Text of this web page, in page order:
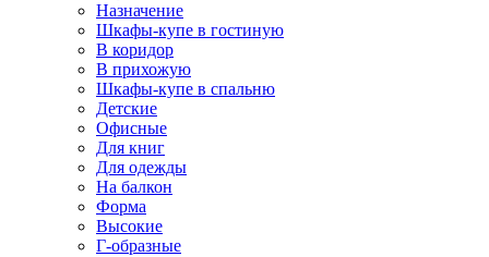
Назначение
Шкафы-купе в гостиную
В коридор
В прихожую
Шкафы-купе в спальню
Детские
Офисные
Для книг
Для одежды
На балкон
Форма
Высокие
Г-образные